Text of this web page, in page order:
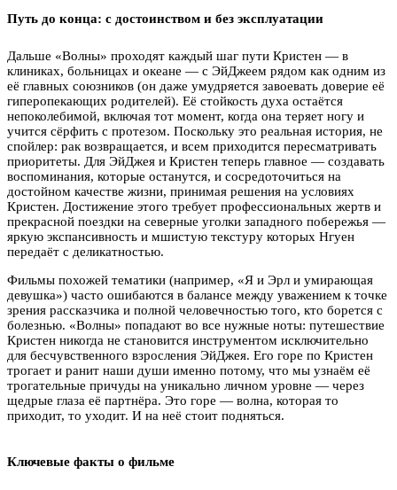
Путь до конца: с достоинством и без эксплуатации
Дальше «Волны» проходят каждый шаг пути Кристен — в
клиниках, больницах и океане — с ЭйДжеем рядом как одним из
её главных союзников (он даже умудряется завоевать доверие её
гиперопекающих родителей). Её стойкость духа остаётся
непоколебимой, включая тот момент, когда она теряет ногу и
учится сёрфить с протезом. Поскольку это реальная история, не
спойлер: рак возвращается, и всем приходится пересматривать
приоритеты. Для ЭйДжея и Кристен теперь главное — создавать
воспоминания, которые останутся, и сосредоточиться на
достойном качестве жизни, принимая решения на условиях
Кристен. Достижение этого требует профессиональных жертв и
прекрасной поездки на северные уголки западного побережья —
яркую экспансивность и мшистую текстуру которых Нгуен
передаёт с деликатностью.
Фильмы похожей тематики (например, «Я и Эрл и умирающая
девушка») часто ошибаются в балансе между уважением к точке
зрения рассказчика и полной человечностью того, кто борется с
болезнью. «Волны» попадают во все нужные ноты: путешествие
Кристен никогда не становится инструментом исключительно
для бесчувственного взросления ЭйДжея. Его горе по Кристен
трогает и ранит наши души именно потому, что мы узнаём её
трогательные причуды на уникально личном уровне — через
щедрые глаза её партнёра. Это горе — волна, которая то
приходит, то уходит. И на неё стоит подняться.
Ключевые факты о фильме